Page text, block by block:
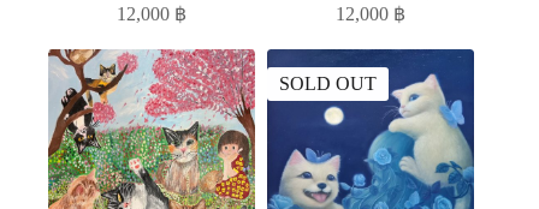
12,000 ฿
12,000 ฿
SOLD OUT